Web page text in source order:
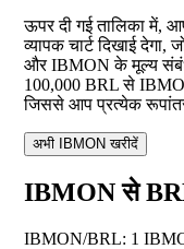
ऊपर दी गई तालिका में,
व्यापक चार्ट दिखाई देगा,
और IBMON के मूल्य
100,000 BRL से
जिससे आप प्रत्येक
अभी IBMON खरीदें
IBMON से
IBMON/BRL: 1